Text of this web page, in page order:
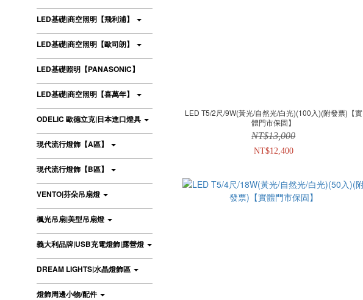
LED基礎|商空照明【飛利浦】
LED基礎|商空照明【歐司朗】
LED基礎照明【PANASONIC】
LED基礎|商空照明【喜萬年】
ODELIC 歐德立克|日本進口燈具
現代流行燈飾【A區】
現代流行燈飾【B區】
VENTO|芬朵吊扇燈
楓光吊扇|美型吊扇燈
義大利品牌|USB充電燈飾|露營燈
DREAM LIGHTS|水晶燈飾區
燈飾周邊小物/配件
LED T5/2尺/9W(黃光/自然光/白光)(100入)(附發票)【實
體門市保固】
NT$13,000
NT$12,400